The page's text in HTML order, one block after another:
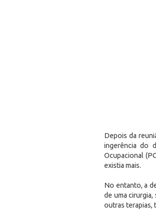
Depois da
ingerência do
Ocupacional
existia mais.
No entanto, a
de uma
outras terapias,